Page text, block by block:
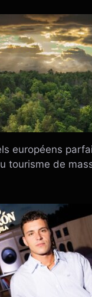
européens
tourisme de